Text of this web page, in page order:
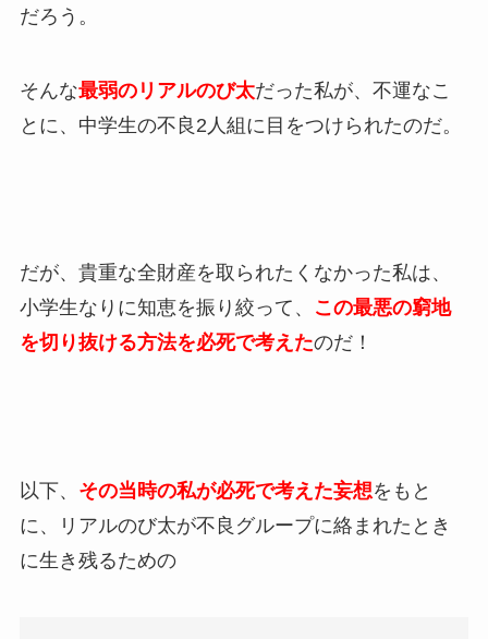
だろう。
そんな最弱のリアルのび太だった私が、不運なこ
とに、中学生の不良2人組に目をつけられたのだ。
だが、貴重な全財産を取られたくなかった私は、
小学生なりに知恵を振り絞って、
この最悪の窮地
を切り抜ける方法を必死で考えたのだ！
以下、 その当時の私が必死で考えた妄想をもと
に、リアルのび太が不良グループに絡まれたとき
に生き残るための